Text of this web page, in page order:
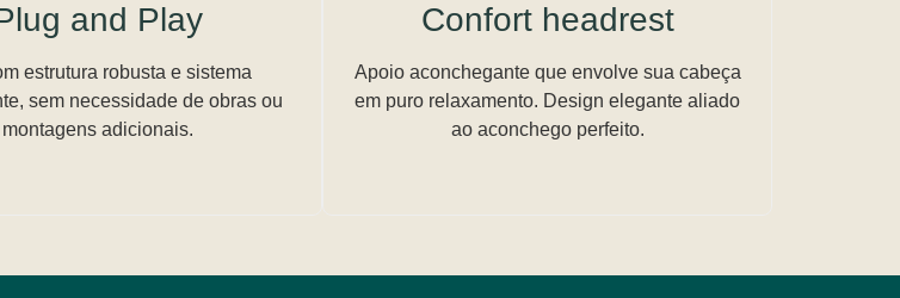
and Play
estrutura robusta e sistema
sem necessidade de obras ou
montagens adicionais.
Confort headrest
Apoio aconchegante que envolve sua cabeça
em puro relaxamento. Design elegante aliado
ao aconchego perfeito.